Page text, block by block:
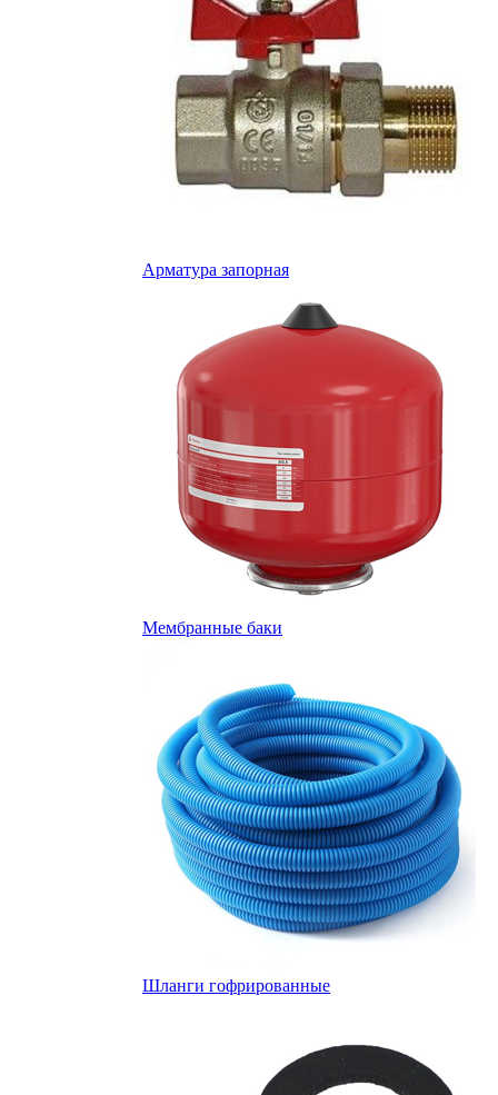
Арматура запорная
Мембранные баки
Шланги гофрированные